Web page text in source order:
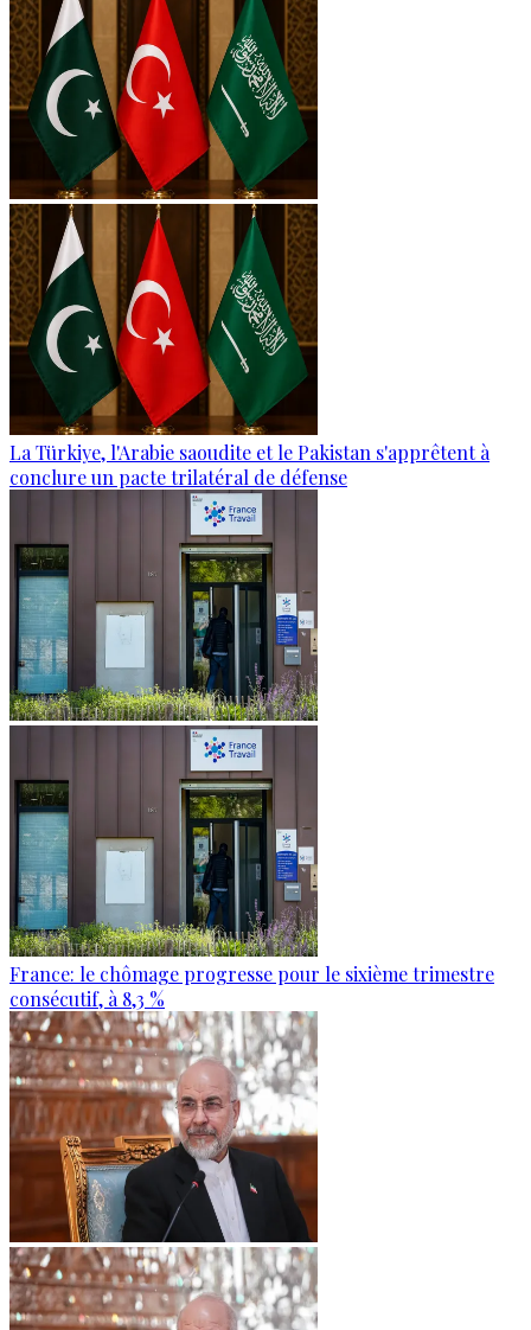
La Türkiye, l'Arabie saoudite et le Pakistan s'apprêtent à
conclure un pacte trilatéral de défense
France: le chômage progresse pour le sixième trimestre
consécutif, à 8,3 %